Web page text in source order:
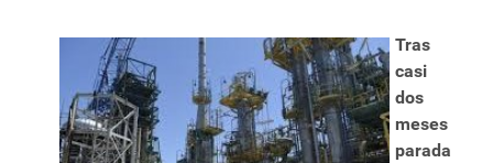
Tras
casi
dos
meses
parada